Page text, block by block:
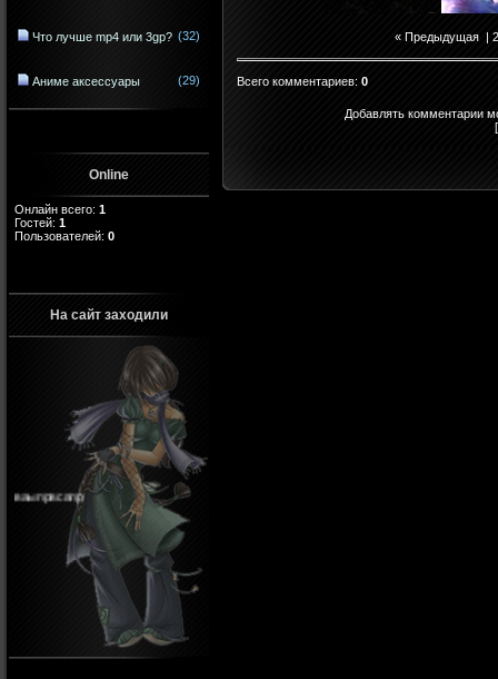
Что лучше mp4 или 3gp? (32)
Аниме аксессуары (29)
Online
Онлайн всего: 1
Гостей: 1
Пользователей: 0
На сайт заходили
ваыпрвсапр
« Предыдущая |
Всего комментариев: 0
Добавлять комментарии